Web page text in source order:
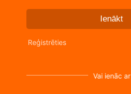
Ienākt
Reģistrēties
Vai ienāc ar